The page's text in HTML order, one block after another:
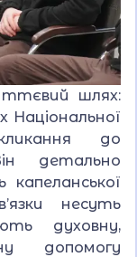
шлях:
Національної
до
детально
несуть
духовну,
допомогу